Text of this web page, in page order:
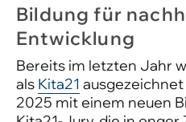
Bildung für
Entwicklung
Bereits im letzten Jahr
als Kita21
2025 mit einem neuen